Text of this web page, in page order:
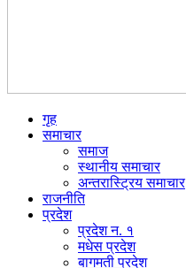
गृह
समाचार
समाज
स्थानीय समाचार
अन्तरास्ट्रिय समाचार
राजनीति
प्रदेश
प्रदेश न. १
मधेस प्रदेश
बागमती प्रदेश